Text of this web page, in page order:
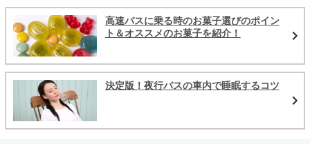
高速バスに乗る時のお菓子選びのポイン
ト＆オススメのお菓子を紹介！
決定版！夜行バスの車内で睡眠するコツ